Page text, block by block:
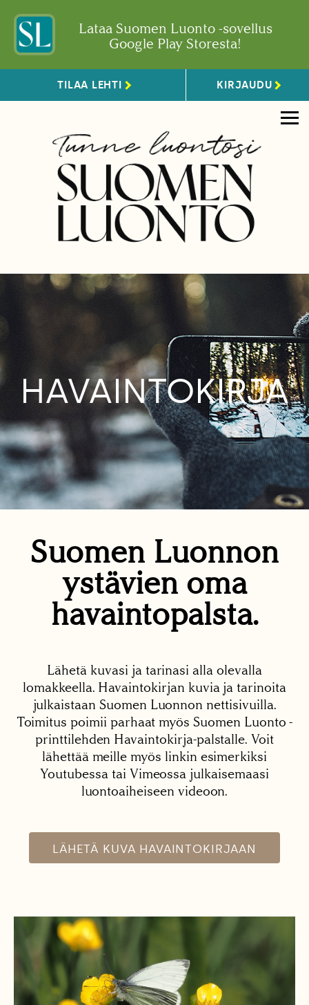
Lataa Suomen Luonto -sovellus
Google Play Storesta!
TILAA LEHTI KIRJAUDU
HAVAINTOKIRJA
Suomen Luonnon
ystävien oma
havaintopalsta.
Lähetä kuvasi ja tarinasi alla olevalla
lomakkeella. Havaintokirjan kuvia ja tarinoita
julkaistaan Suomen Luonnon nettisivuilla.
Toimitus poimii parhaat myös Suomen Luonto -
printtilehden Havaintokirja-palstalle. Voit
lähettää meille myös linkin esimerkiksi
Youtubessa tai Vimeossa julkaisemaasi
luontoaiheiseen videoon.
LÄHETÄ KUVA HAVAINTOKIRJAAN